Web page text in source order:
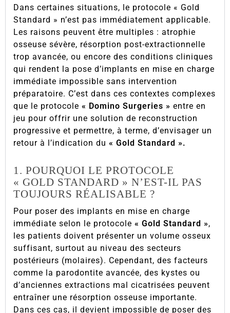
Dans certaines situations, le protocole « Gold
Standard » n’est pas immédiatement applicable.
Les raisons peuvent être multiples : atrophie
osseuse sévère, résorption post-extractionnelle
trop avancée, ou encore des conditions cliniques
qui rendent la pose d’implants en mise en charge
immédiate impossible sans intervention
préparatoire. C’est dans ces contextes complexes
que le protocole « Domino Surgeries » entre en
jeu pour offrir une solution de reconstruction
progressive et permettre, à terme, d’envisager un
retour à l’indication du « Gold Standard ».
1. POURQUOI LE PROTOCOLE
« GOLD STANDARD » N’EST-IL PAS
TOUJOURS RÉALISABLE ?
Pour poser des implants en mise en charge
immédiate selon le protocole « Gold Standard »,
les patients doivent présenter un volume osseux
suffisant, surtout au niveau des secteurs
postérieurs (molaires). Cependant, des facteurs
comme la parodontite avancée, des kystes ou
d’anciennes extractions mal cicatrisées peuvent
entraîner une résorption osseuse importante.
Dans ces cas, il devient impossible de poser des